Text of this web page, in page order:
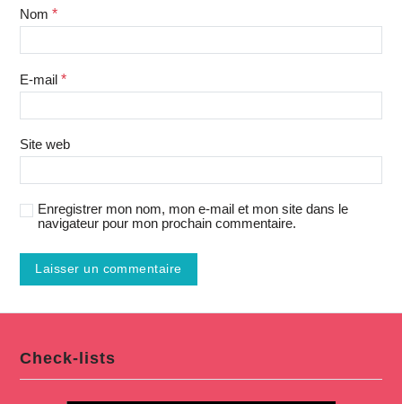
Nom *
E-mail *
Site web
Enregistrer mon nom, mon e-mail et mon site dans le
navigateur pour mon prochain commentaire.
Check-lists